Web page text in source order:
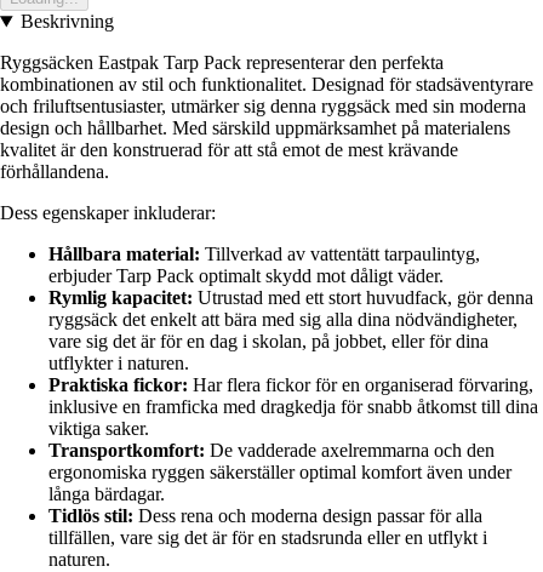
Beskrivning
Ryggsäcken Eastpak Tarp Pack representerar den perfekta
kombinationen av stil och funktionalitet. Designad för stadsäventyrare
och friluftsentusiaster, utmärker sig denna ryggsäck med sin moderna
design och hållbarhet. Med särskild uppmärksamhet på materialens
kvalitet är den konstruerad för att stå emot de mest krävande
förhållandena.
Dess egenskaper inkluderar:
Hållbara material: Tillverkad av vattentätt tarpaulintyg,
erbjuder Tarp Pack optimalt skydd mot dåligt väder.
Rymlig kapacitet: Utrustad med ett stort huvudfack, gör denna
ryggsäck det enkelt att bära med sig alla dina nödvändigheter,
vare sig det är för en dag i skolan, på jobbet, eller för dina
utflykter i naturen.
Praktiska fickor: Har flera fickor för en organiserad förvaring,
inklusive en framficka med dragkedja för snabb åtkomst till dina
viktiga saker.
Transportkomfort: De vadderade axelremmarna och den
ergonomiska ryggen säkerställer optimal komfort även under
långa bärdagar.
Tidlös stil: Dess rena och moderna design passar för alla
tillfällen, vare sig det är för en stadsrunda eller en utflykt i
naturen.